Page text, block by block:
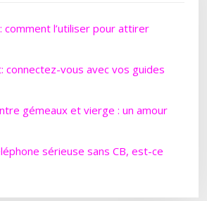
comment l’utiliser pour attirer
connectez-vous avec vos guides
gémeaux et vierge : un amour
sérieuse sans CB, est-ce